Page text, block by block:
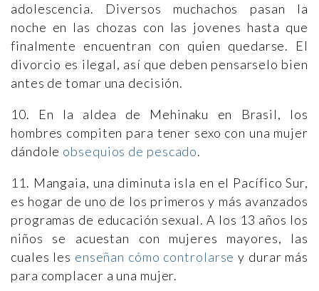
adolescencia. Diversos muchachos pasan la
noche en las chozas con las jovenes hasta que
finalmente encuentran con quien quedarse. El
divorcio es ilegal, así que deben pensarselo bien
antes de tomar una decisión.
10. En la aldea de Mehinaku en Brasil, los
hombres compiten para tener sexo con una mujer
dándole obsequios de pescado.
11. Mangaia, una diminuta isla en el Pacífico Sur,
es hogar de uno de los primeros y más avanzados
programas de educación sexual. A los 13 años los
niños se acuestan con mujeres mayores, las
cuales les enseñan cómo controlarse y durar más
para complacer a una mujer.